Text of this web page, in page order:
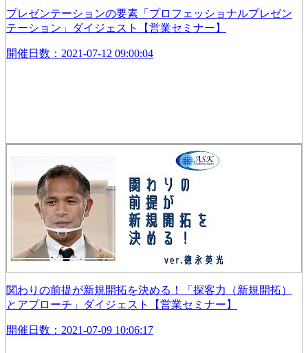
プレゼンテーションの要素「プロフェッショナルプレゼン
テーション」ダイジェスト【営業セミナー】
開催日数：2021-07-12 09:00:04
関わりの前提が新規開拓を決める！「探客力（新規開拓）
とアプローチ」ダイジェスト【営業セミナー】
開催日数：2021-07-09 10:06:17